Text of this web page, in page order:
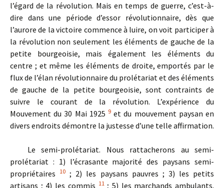
l’égard de la révolution. Mais en temps de guerre, c’est-à-
dire dans une période d’essor révolutionnaire, dès que
l’aurore de la victoire commence à luire, on voit participer à
la révolution non seulement les éléments de gauche de la
petite bourgeoisie, mais également les éléments du
centre ; et même les éléments de droite, emportés par le
flux de l’élan révolutionnaire du prolétariat et des éléments
de gauche de la petite bourgeoisie, sont contraints de
suivre le courant de la révolution. L’expérience du
Mouvement du 30 Mai 1925 9 et du mouvement paysan en
divers endroits démontre la justesse d’une telle affirmation.
Le semi-prolétariat. Nous rattacherons au semi-
prolétariat : 1) l’écrasante majorité des paysans semi-
propriétaires
10 ; 2) les paysans pauvres ; 3) les petits
artisans ; 4) les commis 11; 5) les marchands ambulants.